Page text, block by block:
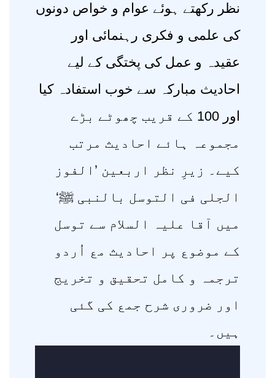
نظر رکھتے ہوئے عوام و خواص دونوں
کی علمی و فکری رہنمائی اور
عقیدہ و عمل کی پختگی کے لیے
احادیث مبارکہ سے خوب استفادہ کیا
اور 100 کے قریب چھوٹے بڑے
مجموعہ ہائے احادیث مرتب
کیے۔ زیرِ نظر اربعین ’الفوز
الجلی فی التوسل بالنبی ﷺ‘
میں آقا علیہ السلام سے توسل
کے موضوع پر احادیث مع اُردو
ترجمہ و کامل تحقیق و تخریج
اور ضروری شرح جمع کی گئی
ہیں۔